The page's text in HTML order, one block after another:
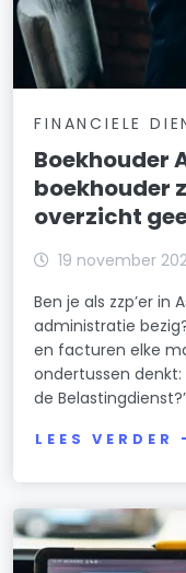
FINANCIELE
Boekhouder
boekhouder
overzicht
19 november
Ben je als zzp’er in
administratie
en facturen elke
ondertussen denkt:
de
LEES VERDER